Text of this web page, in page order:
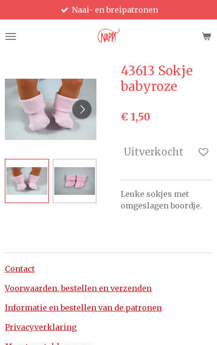
direct
naar
Naai- en breipatronen
43613 Sokje
babyroze
€ 1,50
Uitverkocht
Leuke sokjes met
omgeslagen boordje.
Contact
Voorwaarden, bestellen en verzenden
Informatie en bestellen van de patronen
Privacyverklaring